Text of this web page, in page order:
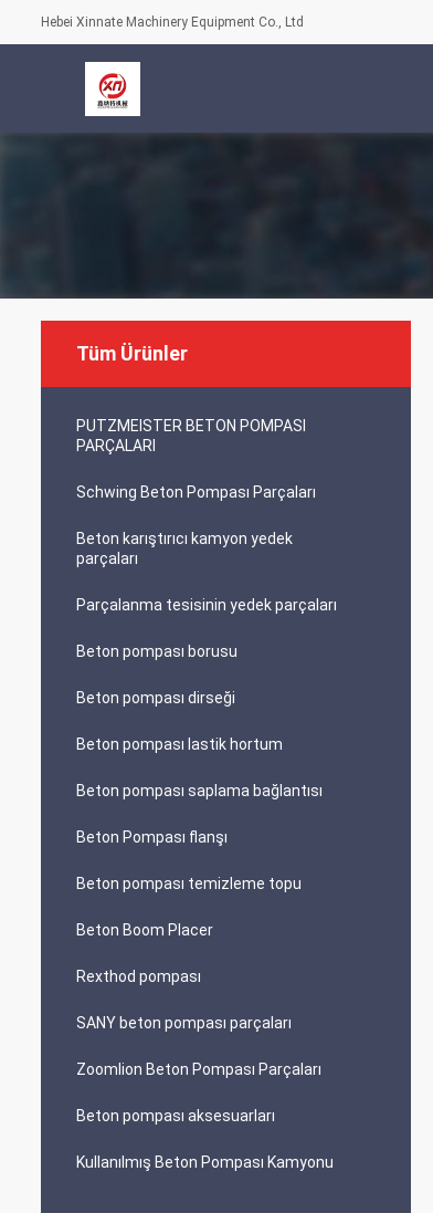
Hebei Xinnate Machinery Equipment Co., Ltd
Tüm Ürünler
PUTZMEISTER BETON POMPASI
PARÇALARI
Schwing Beton Pompası Parçaları
Beton karıştırıcı kamyon yedek
parçaları
Parçalanma tesisinin yedek parçaları
Beton pompası borusu
Beton pompası dirseği
Beton pompası lastik hortum
Beton pompası saplama bağlantısı
Beton Pompası flanşı
Beton pompası temizleme topu
Beton Boom Placer
Rexthod pompası
SANY beton pompası parçaları
Zoomlion Beton Pompası Parçaları
Beton pompası aksesuarları
Kullanılmış Beton Pompası Kamyonu